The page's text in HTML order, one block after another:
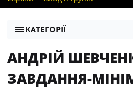
КАТЕГОРІЇ
АНДРІЙ
ЗАВДАННЯ-